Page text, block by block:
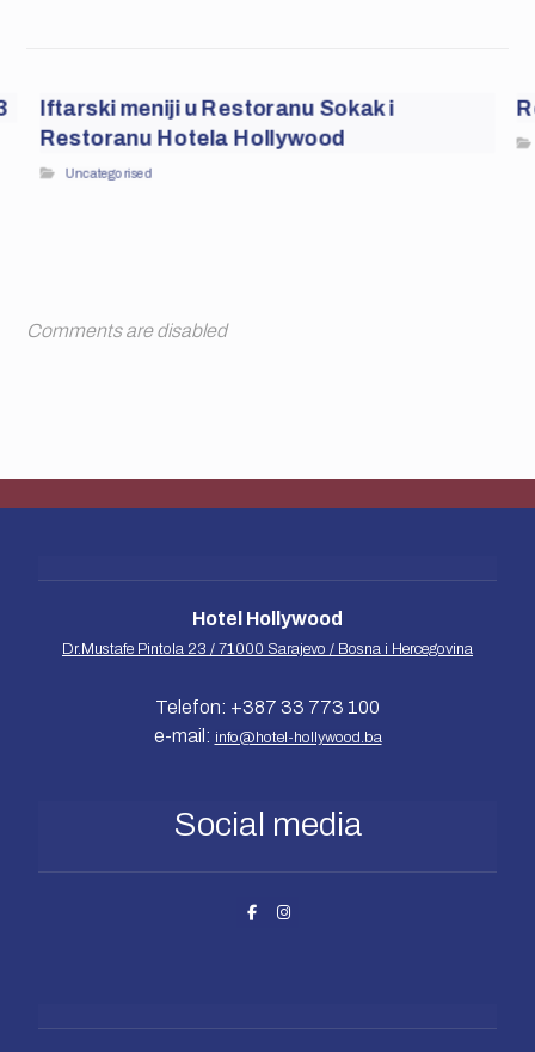
Iftarski meniji u Restoranu Sokak i
Restoranu Hotela Hollywood
Uncategorised
Comments are disabled
Hotel Hollywood
Dr.Mustafe Pintola 23 / 71000 Sarajevo / Bosna i Hercegovina
Telefon: +387 33 773 100
e-mail: info@hotel-hollywood.ba
Social media